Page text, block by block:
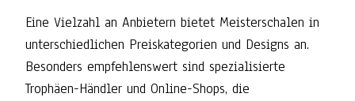
Eine Vielzahl an Anbietern bietet Meisterschalen in
unterschiedlichen Preiskategorien und Designs an.
Besonders empfehlenswert sind spezialisierte
Trophäen-Händler und Online-Shops, die